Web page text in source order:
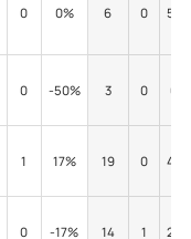
0 0% 6 0
0 -50% 3 0 0%
1 17% 19 0
0 -17% 14 1